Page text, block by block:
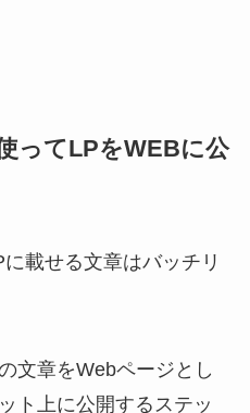
ってLPをWEBに公
載せる文章はバッチリ
文章をWebページとし
ト上に公開するステッ